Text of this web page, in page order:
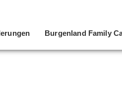
Burgenland Family